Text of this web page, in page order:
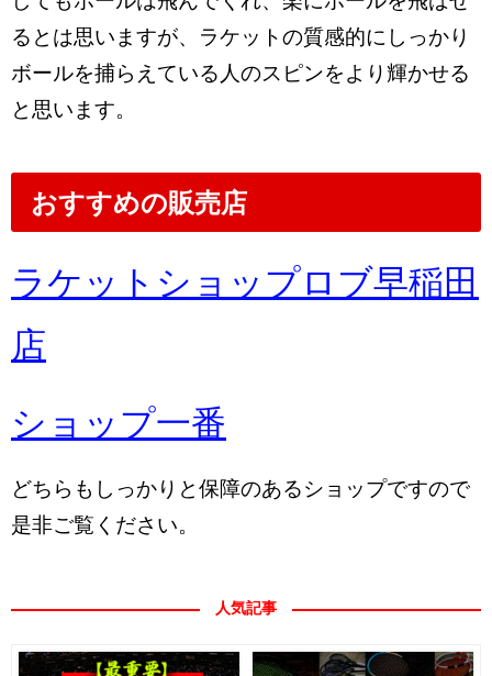
るとは思いますが、ラケットの質感的にしっかり
ボールを捕らえている人のスピンをより輝かせる
と思います。
おすすめの販売店
ラケットショップロブ早稲田
店
ショップ一番
どちらもしっかりと保障のあるショップですので
是非ご覧ください。
人気記事